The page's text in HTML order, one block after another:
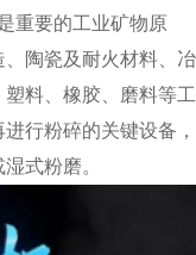
重要的工业矿物原
陶瓷及耐火材料、冶
料、橡胶、磨料等工
行粉碎的关键设备，
式粉磨。